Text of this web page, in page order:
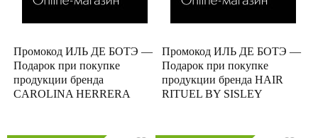
Промокод ИЛЬ ДЕ БОТЭ —
Подарок при покупке
продукции бренда
CAROLINA HERRERA
Промокод ИЛЬ ДЕ БОТЭ —
Подарок при покупке
продукции бренда HAIR
RITUEL BY SISLEY